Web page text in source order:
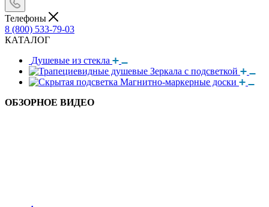
Телефоны
8 (800) 533-79-03
КАТАЛОГ
Душевые из стекла
Зеркала с подсветкой
Магнитно-маркерные доски
ОБЗОРНОЕ ВИДЕО